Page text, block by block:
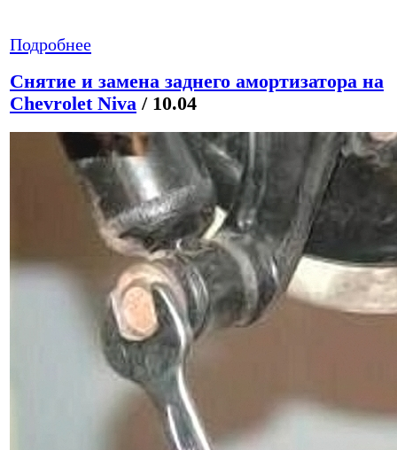
Подробнее
Снятие и замена заднего амортизатора на
Chevrolet Niva / 10.04